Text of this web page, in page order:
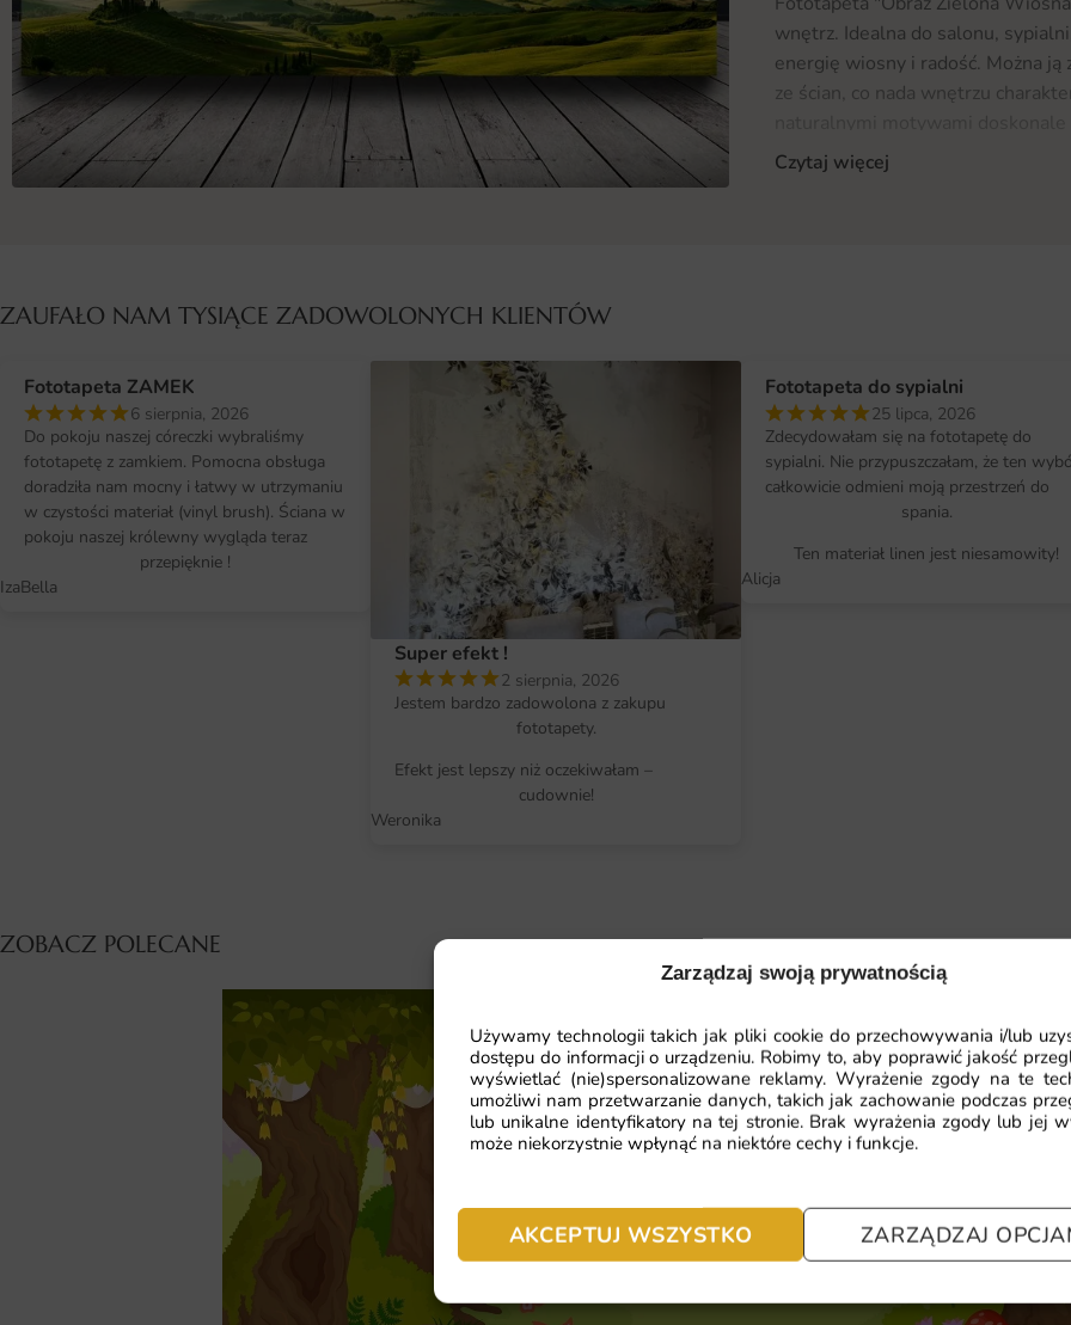
Zarządzaj swoją prywatnością
Używamy technologii takich jak pliki cookie do przechowywania i/lub
dostępu do informacji o urządzeniu. Robimy to, aby poprawić jakość
wyświetlać (nie)spersonalizowane reklamy. Wyrażenie zgody na te
umożliwi nam przetwarzanie danych, takich jak zachowanie podczas
lub unikalne identyfikatory na tej stronie. Brak wyrażenia zgody lub jej
może niekorzystnie wpłynąć na niektóre cechy i funkcje.
AKCEPTUJ WSZYSTKO ZARZĄDZAJ
wnętrz. Idealna do salonu,
energię wiosny i radość. Można
ze ścian, co nada wnętrzu
chętnie wybierana przez
Nasza fototapeta "Obraz Zielona
zastosowany w produkcji
pozwala na wierne
każdy element obrazu, od
jest wyraźny i estetyczny.
że długo cieszy oczy swoimi
Fototapeta "Obraz Zielona
pozwala na idealne dopasowanie
Można ją zamówić w formacie
wnętrza. Dodatkowo, montaż
specjalistycznych umiejętności.
dzięki której każdy poradzi sobie
którzy chcą szybko i efektownie
Prosty montaż sprawia, że
Możliwość dopasowania
Czytaj więcej
ZAUFAŁO NAM TYSIĄCE ZADOWOLONYCH KLIENTÓW
Fototapeta ZAMEK
6 sierpnia, 2026
Do pokoju naszej córeczki wybraliśmy
fototapetę z zamkiem. Pomocna obsługa
doradziła nam mocny i łatwy w utrzymaniu
w czystości materiał (vinyl brush). Ściana w
pokoju naszej królewny wygląda teraz
przepięknie !
IzaBella
Super efekt !
2 sierpnia, 2026
Jestem bardzo zadowolona z zakupu
fototapety.
Efekt jest lepszy niż oczekiwałam –
cudownie!
Weronika
Fototapeta do sypialni
25 lipca, 2026
Zdecydowałam się na fototapetę do
sypialni. Nie przypuszczałam, że ten
całkowicie odmieni moją przestrzeń do
spania.
Ten materiał linen jest niesamowity!
Alicja
ZOBACZ POLECANE